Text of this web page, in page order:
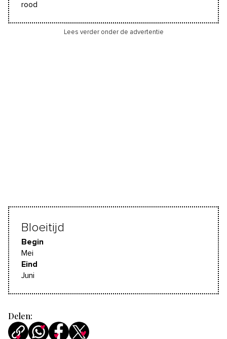
rood
Lees verder onder de advertentie
Bloeitijd
Begin
Mei
Eind
Juni
Delen: